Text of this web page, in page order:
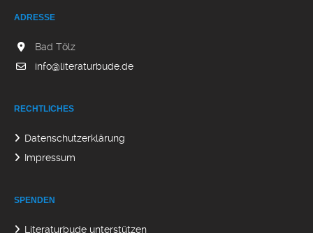
ADRESSE
Bad Tölz
info@literaturbude.de
RECHTLICHES
Datenschutzerklärung
Impressum
SPENDEN
Literaturbude unterstützen